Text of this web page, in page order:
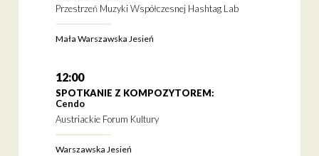
Przestrzeń Muzyki Współczesnej Hashtag Lab
Mała Warszawska Jesień
12:00
SPOTKANIE Z KOMPOZYTOREM:
Cendo
Austriackie Forum Kultury
Warszawska Jesień